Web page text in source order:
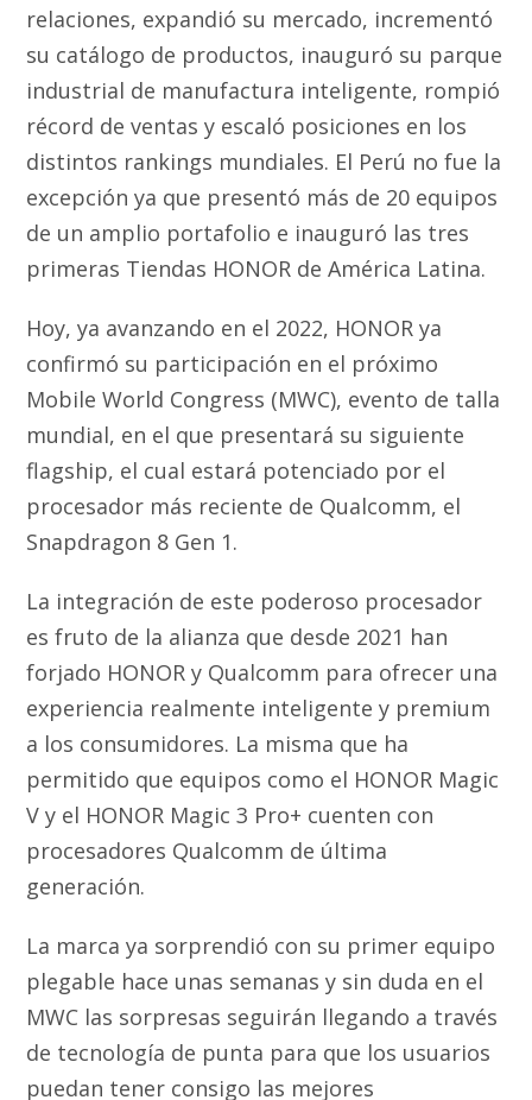
relaciones, expandió su mercado, incrementó
su catálogo de productos, inauguró su parque
industrial de manufactura inteligente, rompió
récord de ventas y escaló posiciones en los
distintos rankings mundiales. El Perú no fue la
excepción ya que presentó más de 20 equipos
de un amplio portafolio e inauguró las tres
primeras Tiendas HONOR de América Latina.
Hoy, ya avanzando en el 2022, HONOR ya
confirmó su participación en el próximo
Mobile World Congress (MWC), evento de talla
mundial, en el que presentará su siguiente
flagship, el cual estará potenciado por el
procesador más reciente de Qualcomm, el
Snapdragon 8 Gen 1.
La integración de este poderoso procesador
es fruto de la alianza que desde 2021 han
forjado HONOR y Qualcomm para ofrecer una
experiencia realmente inteligente y premium
a los consumidores. La misma que ha
permitido que equipos como el HONOR Magic
V y el HONOR Magic 3 Pro+ cuenten con
procesadores Qualcomm de última
generación.
La marca ya sorprendió con su primer equipo
plegable hace unas semanas y sin duda en el
MWC las sorpresas seguirán llegando a través
de tecnología de punta para que los usuarios
puedan tener consigo las mejores